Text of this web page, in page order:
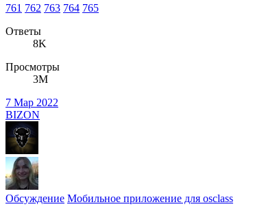
761 762 763 764 765
Ответы
8K
Просмотры
3M
7 Мар 2022
BIZON
Обсуждение Мобильное приложение для osclass